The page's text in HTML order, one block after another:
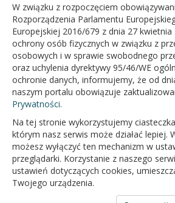
Wt 7:30 - 15:30
Śr 7:30 - 15:30
Czw 7:30 - 15:30
Pt 7:30 - 15:30
OFICJALNY SERWIS INTERNETOWY
W związku z rozpoczęciem
Rozporządzenia Parlamentu
Europejskiej 2016/679 z dnia 27 kwietnia
ochrony osób fizycznych w związku z
osobowych i w sprawie swobodnego
oraz uchylenia dyrektywy 95/46/WE
ochronie danych, informujemy, że od
naszym portalu obowiązuje
Prywatności.
Na tej stronie wykorzystujemy
którym nasz serwis może działać lepiej.
możesz wyłączyć ten mechanizm w
przeglądarki. Korzystanie z naszego
ustawień dotyczących cookies,
Twojego urządzenia.